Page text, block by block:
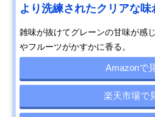
より洗練されたクリアな味
雑味が抜けてグレーンの甘味が感
やフルーツがかすかに香る。
Amazonで
楽天市場で